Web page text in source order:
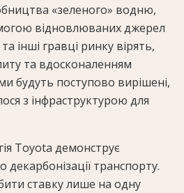
«зеленого» водню,
відновлюваних джерел
інші гравці ринку вірять,
та вдосконаленням
будуть поступово вирішені,
з інфраструктурою для
Toyota демонструє
декарбонізації транспорту.
ставку лише на одну